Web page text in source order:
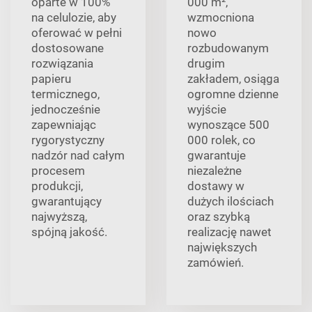
na celulozie, aby
oferować w pełni
dostosowane
rozwiązania
papieru
termicznego,
jednocześnie
zapewniając
rygorystyczny
nadzór nad całym
procesem
produkcji,
gwarantujący
najwyższą,
spójną jakość.
wzmocniona
nowo
rozbudowanym
drugim
zakładem, osiąga
ogromne dzienne
wyjście
wynoszące 500
000 rolek, co
gwarantuje
niezależne
dostawy w
dużych ilościach
oraz szybką
realizację nawet
największych
zamówień.